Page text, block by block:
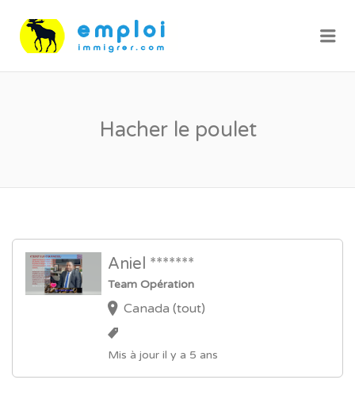
Hacher le poulet
Aniel *******
Team Opération
Canada (tout)
Mis à jour il y a 5 ans